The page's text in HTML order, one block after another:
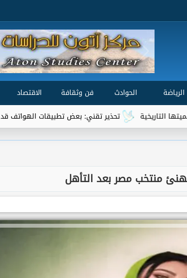
الرياضة الحوادث فن وثقافة الاقتصاد
تحذير تقني: بعض تطبيقات الهواتف قد تشارك
منتخب مصر بعد التأهل